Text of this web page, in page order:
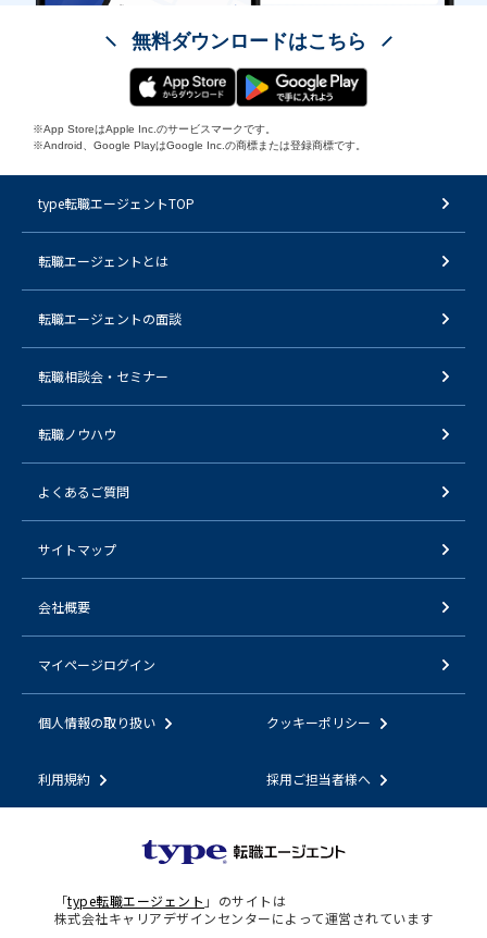
無料ダウンロードはこちら
※App StoreはApple Inc.のサービスマークです。
※Android、Google PlayはGoogle Inc.の商標または登録商標です。
type転職エージェントTOP
転職エージェントとは
転職エージェントの面談
転職相談会・セミナー
転職ノウハウ
よくあるご質問
サイトマップ
会社概要
マイページログイン
個人情報の取り扱い クッキーポリシー
利用規約 採用ご担当者様へ
「type転職エージェント 」のサイトは
株式会社キャリアデザインセンターによって運営されています